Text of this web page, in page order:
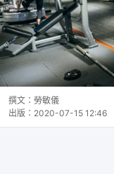
撰文： 勞敏儀
出版： 2020-07-15 12:46